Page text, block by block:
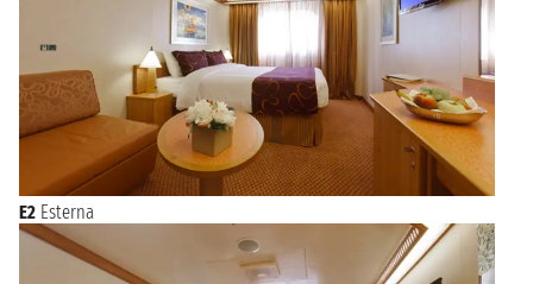
E2 Esterna